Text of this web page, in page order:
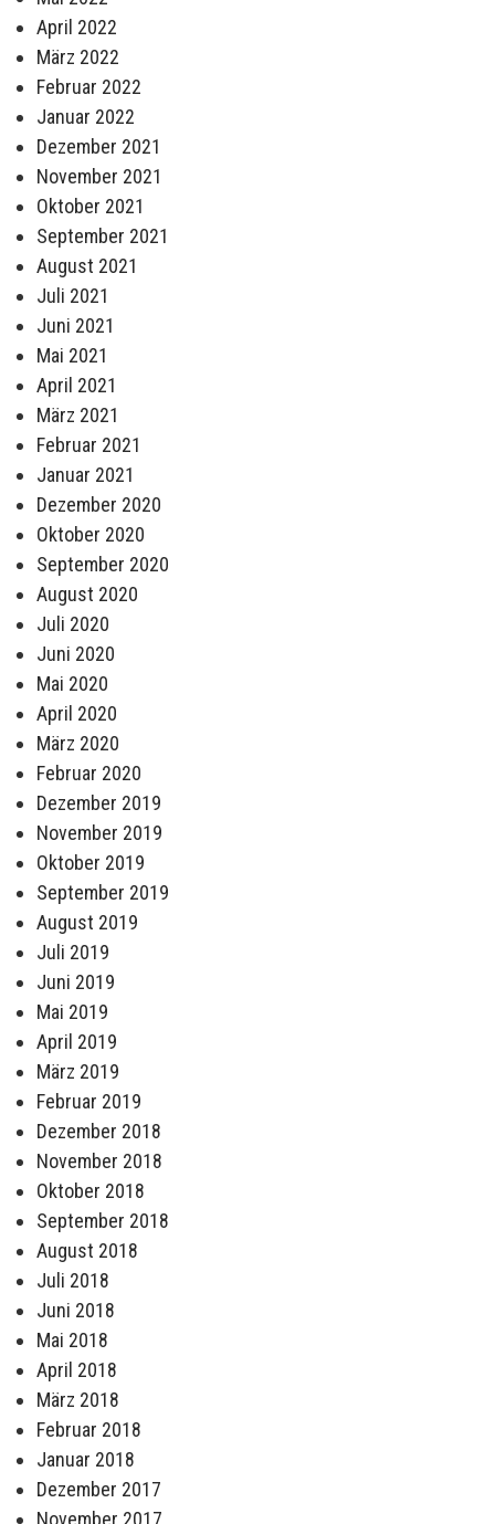
April 2022
März 2022
Februar 2022
Januar 2022
Dezember 2021
November 2021
Oktober 2021
September 2021
August 2021
Juli 2021
Juni 2021
Mai 2021
April 2021
März 2021
Februar 2021
Januar 2021
Dezember 2020
Oktober 2020
September 2020
August 2020
Juli 2020
Juni 2020
Mai 2020
April 2020
März 2020
Februar 2020
Dezember 2019
November 2019
Oktober 2019
September 2019
August 2019
Juli 2019
Juni 2019
Mai 2019
April 2019
März 2019
Februar 2019
Dezember 2018
November 2018
Oktober 2018
September 2018
August 2018
Juli 2018
Juni 2018
Mai 2018
April 2018
März 2018
Februar 2018
Januar 2018
Dezember 2017
November 2017